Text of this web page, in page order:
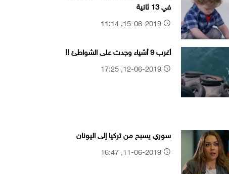
في 13 ثانية
أغرب 9 أشياء وجدت على الشواطئ !!
سوري يسبح من تركيا إلى اليونان